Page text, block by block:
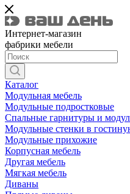
Интернет-магазин
фабрики мебели
Каталог
Модульная мебель
Модульные подростковые
Спальные гарнитуры и
Модульные стенки в
Модульные прихожие
Корпусная мебель
Другая мебель
Мягкая мебель
Диваны